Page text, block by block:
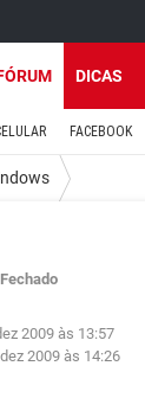
DICAS
FACEBOOK
Fechado
2009 às 13:57
2009 às 14:26